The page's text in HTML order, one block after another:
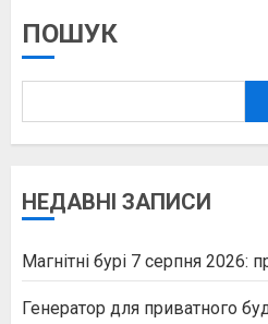
ПОШУК
НЕДАВНІ ЗАПИСИ
Магнітні бурі 7 серпня 2026:
Генератор для приватного